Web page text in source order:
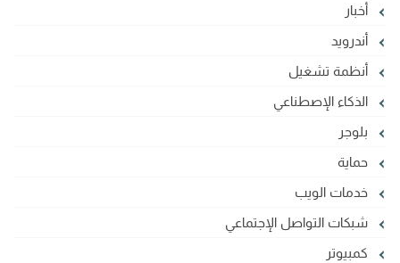
أخبار
أندرويد
أنظمة تشغيل
الذكاء الإصطناعي
بلوجر
حماية
خدمات الويب
شبكات التواصل الإجتماعي
كمبيوتر